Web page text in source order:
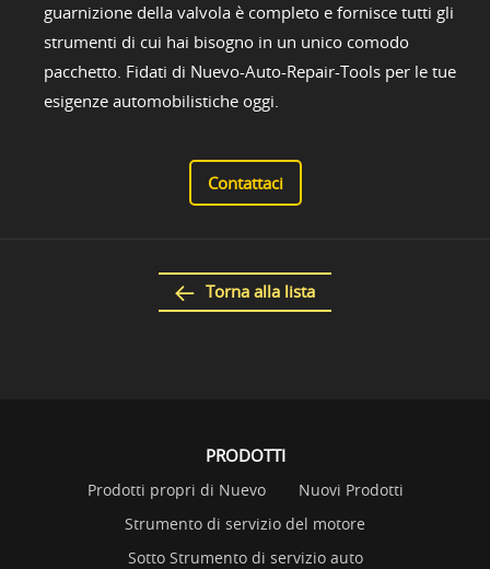
guarnizione della valvola è completo e fornisce tutti gli
strumenti di cui hai bisogno in un unico comodo
pacchetto. Fidati di Nuevo-Auto-Repair-Tools per le tue
esigenze automobilistiche oggi.
Contattaci
Torna alla lista
PRODOTTI
Prodotti propri di Nuevo
Nuovi Prodotti
Strumento di servizio del motore
Sotto Strumento di servizio auto